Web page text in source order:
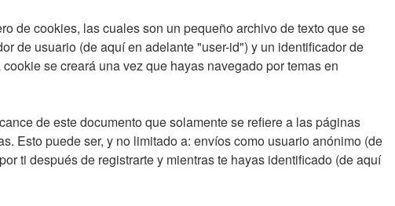
de cookies, las cuales son un pequeño archivo de texto que se
de usuario (de aquí en adelante "user-id") y un identificador de
se creará una vez que hayas navegado por temas en
de este documento que solamente se refiere a las páginas
Esto puede ser, y no limitado a: envíos como usuario anónimo (de
ti después de registrarte y mientras te hayas identificado (de aquí